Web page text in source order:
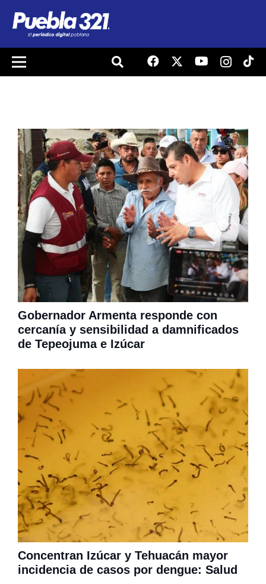
Gobernador Armenta responde con
cercanía y sensibilidad a damnificados
de Tepeojuma e Izúcar
Concentran Izúcar y Tehuacán mayor
incidencia de casos por dengue: Salud